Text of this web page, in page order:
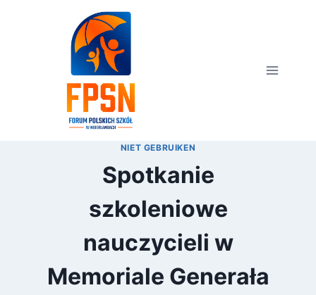
NIET GEBRUIKEN
Spotkanie
szkoleniowe
nauczycieli w
Memoriale Generała